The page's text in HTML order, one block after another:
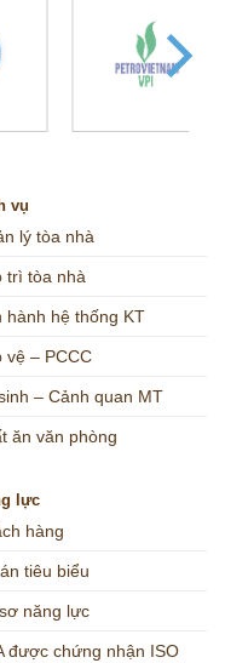
vụ
lý tòa nhà
trì tòa nhà
hành hệ thống KT
vệ – PCCC
– Cảnh quan MT
ăn văn phòng
lực
hàng
tiêu biểu
năng lực
được chứng nhận ISO